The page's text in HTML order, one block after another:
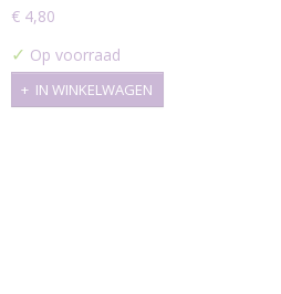
€ 4,80
✓ Op voorraad
IN WINKELWAGEN